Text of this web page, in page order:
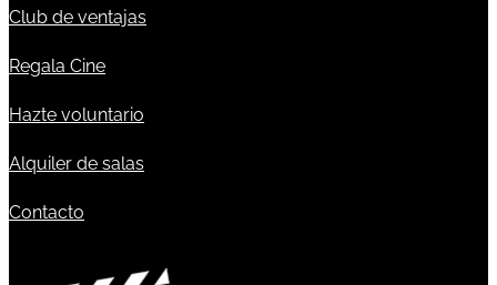
Club de ventajas
Regala Cine
Hazte voluntario
Alquiler de salas
Contacto